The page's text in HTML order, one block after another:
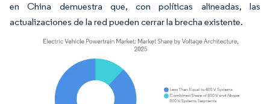
en China demuestra que, con políticas alineadas, las
actualizaciones de la red pueden cerrar la brecha existente.